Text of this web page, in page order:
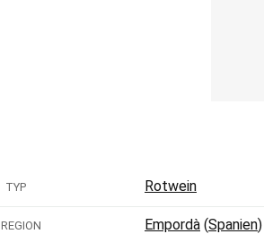
TYP Rotwein
REGION Empordà (Spanien)